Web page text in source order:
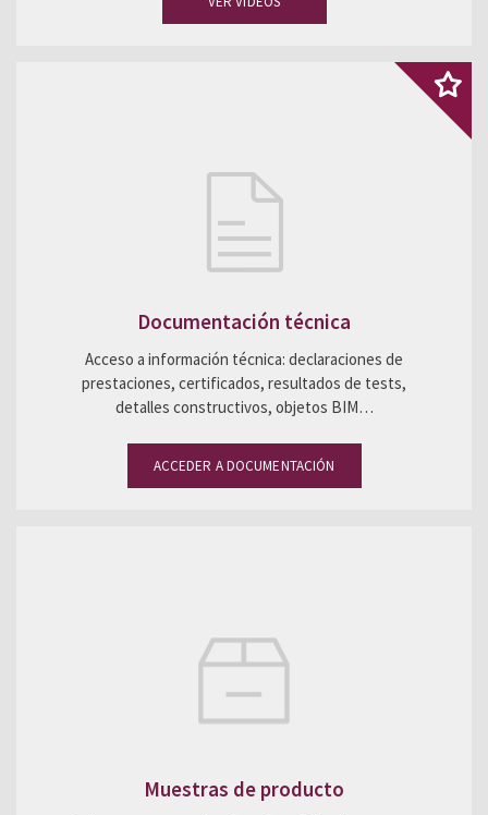
Documentación técnica
Acceso a información técnica: declaraciones de
prestaciones, certificados, resultados de tests,
detalles constructivos, objetos BIM…
ACCEDER A DOCUMENTACIÓN
Muestras de producto